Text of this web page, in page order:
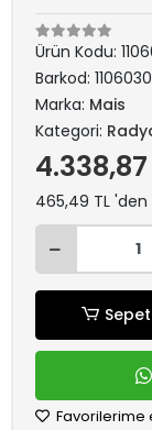
Ürün Kodu:
Barkod:
Marka: Mais
Kategori:
4.338,87
465,49 TL
Favorilerime